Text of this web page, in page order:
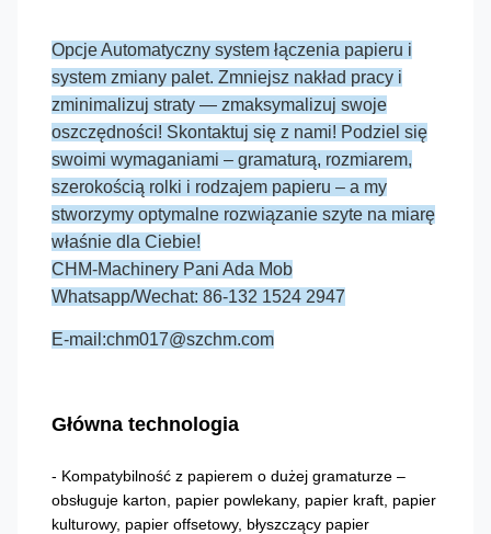
Opcje Automatyczny system łączenia papieru i
system zmiany palet. Zmniejsz nakład pracy i
zminimalizuj straty — zmaksymalizuj swoje
oszczędności! Skontaktuj się z nami! Podziel się
swoimi wymaganiami – gramaturą, rozmiarem,
szerokością rolki i rodzajem papieru – a my
stworzymy optymalne rozwiązanie szyte na miarę
właśnie dla Ciebie!
CHM-Machinery Pani Ada Mob
Whatsapp/Wechat: 86-132 1524 2947
E-mail:chm017@szchm.com
Główna technologia
- Kompatybilność z papierem o dużej gramaturze –
obsługuje karton, papier powlekany, papier kraft, papier
kulturowy, papier offsetowy, błyszczący papier